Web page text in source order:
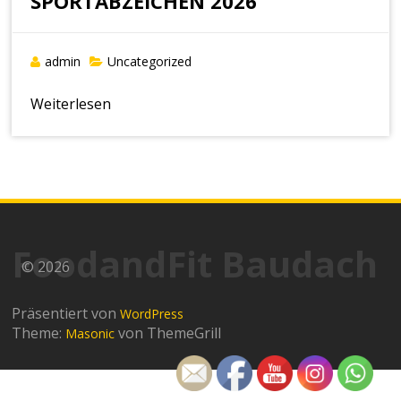
admin Uncategorized
Weiterlesen
FoodandFit Baudach
© 2026
Präsentiert vonWordPress
Theme: Masonic von ThemeGrill